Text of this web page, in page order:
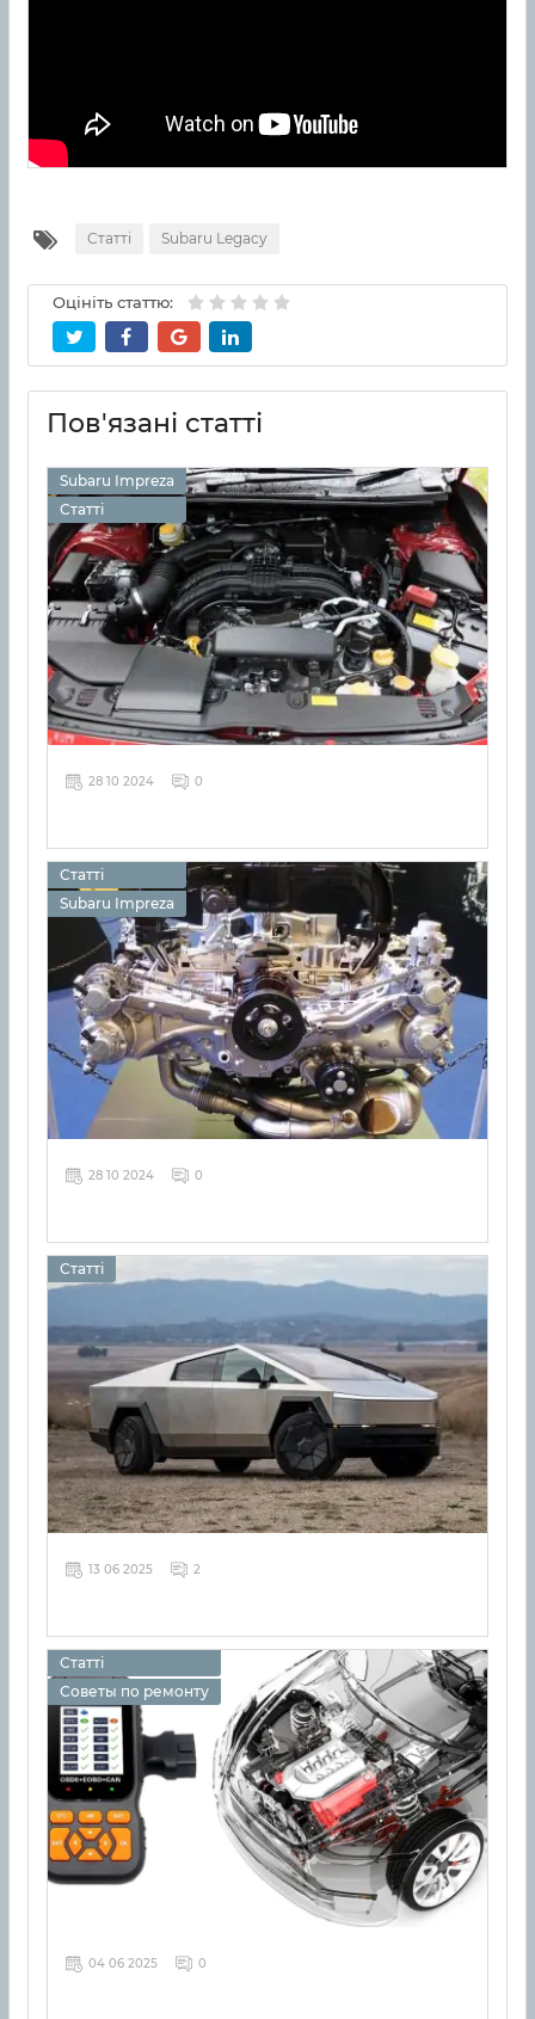
Статті Subaru Legacy
Оцініть статтю:
Пов'язані статті
Subaru Impreza
Статті
28 10 2024 0
Статті
Subaru Impreza
28 10 2024 0
Статті
13 06 2025 2
Статті
Советы по ремонту
04 06 2025 0